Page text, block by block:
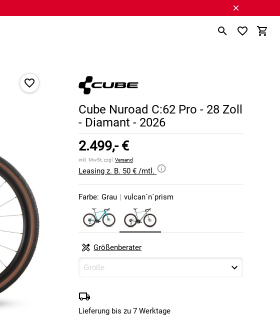
Cube Nuroad C:62 Pro - 28 Zoll
- Diamant - 2026
2.499,- €
inkl. MwSt, zzgl.Versand
Leasing z. B. 50 € /mtl.
Farbe: Grau | vulcan´n´prism
Größenberater
Lieferung bis zu 7 Werktage